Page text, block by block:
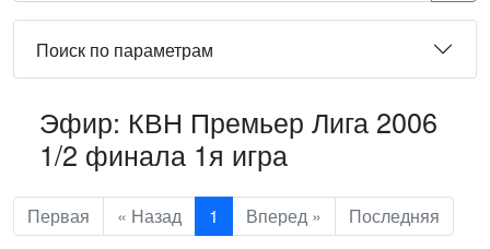
Поиск по параметрам
Эфир: КВН Премьер Лига 2006
1/2 финала 1я игра
Первая « Назад 1 Вперед » Последняя